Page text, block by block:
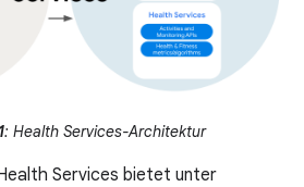
: Health Services-Architektur
Services bietet unter